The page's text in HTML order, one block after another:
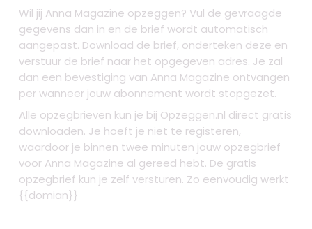
Wil jij Anna Magazine opzeggen? Vul de gevraagde
gegevens dan in en de brief wordt automatisch
aangepast. Download de brief, onderteken deze en
verstuur de brief naar het opgegeven adres. Je zal
dan een bevestiging van Anna Magazine ontvangen
per wanneer jouw abonnement wordt stopgezet.
Alle opzegbrieven kun je bij Opzeggen.nl direct gratis
downloaden. Je hoeft je niet te registeren,
waardoor je binnen twee minuten jouw opzegbrief
voor Anna Magazine al gereed hebt. De gratis
opzegbrief kun je zelf versturen. Zo eenvoudig werkt
{{domian}}